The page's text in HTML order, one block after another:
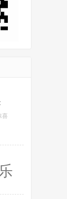
喜